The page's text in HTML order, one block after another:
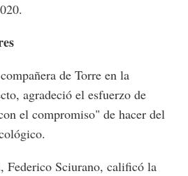
de Torre en la
agradeció el esfuerzo de
el compromiso" de hacer del
Federico Sciurano, calificó la